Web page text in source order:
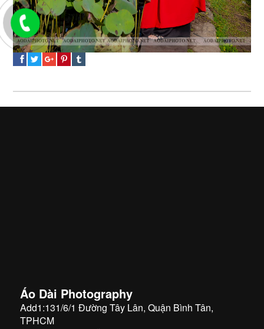
Áo Dài Photography
Add1:131/6/1 Đường Tây Lân, Quận Bình Tân,
TPHCM